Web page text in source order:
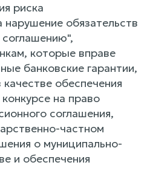
риска
нарушение обязательств
которые вправе
банковские гарантии,
обеспечения
на право
соглашения,
частном
о муниципально-
и обеспечения